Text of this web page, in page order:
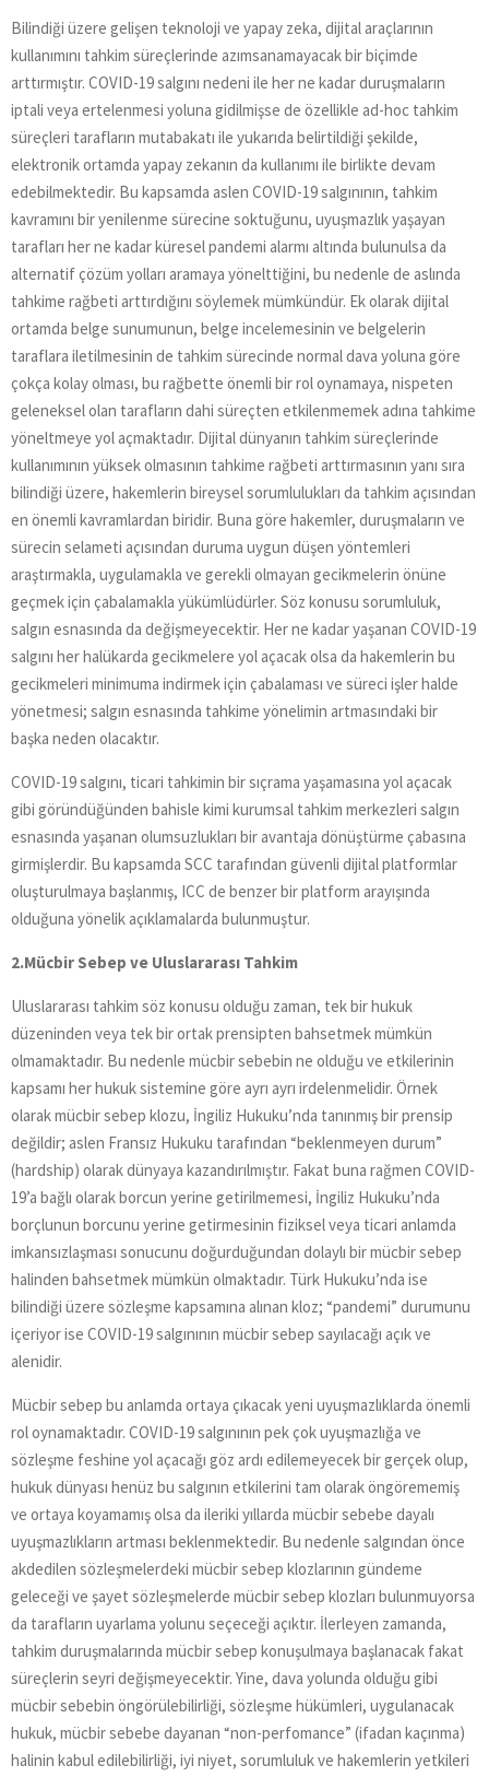
Bilindiği üzere gelişen teknoloji ve yapay zeka, dijital araçlarının
kullanımını tahkim süreçlerinde azımsanamayacak bir biçimde
arttırmıştır. COVID-19 salgını nedeni ile her ne kadar duruşmaların
iptali veya ertelenmesi yoluna gidilmişse de özellikle ad-hoc tahkim
süreçleri tarafların mutabakatı ile yukarıda belirtildiği şekilde,
elektronik ortamda yapay zekanın da kullanımı ile birlikte devam
edebilmektedir. Bu kapsamda aslen COVID-19 salgınının, tahkim
kavramını bir yenilenme sürecine soktuğunu, uyuşmazlık yaşayan
tarafları her ne kadar küresel pandemi alarmı altında bulunulsa da
alternatif çözüm yolları aramaya yönelttiğini, bu nedenle de aslında
tahkime rağbeti arttırdığını söylemek mümkündür. Ek olarak dijital
ortamda belge sunumunun, belge incelemesinin ve belgelerin
taraflara iletilmesinin de tahkim sürecinde normal dava yoluna göre
çokça kolay olması, bu rağbette önemli bir rol oynamaya, nispeten
geleneksel olan tarafların dahi süreçten etkilenmemek adına tahkime
yöneltmeye yol açmaktadır. Dijital dünyanın tahkim süreçlerinde
kullanımının yüksek olmasının tahkime rağbeti arttırmasının yanı sıra
bilindiği üzere, hakemlerin bireysel sorumlulukları da tahkim açısından
en önemli kavramlardan biridir. Buna göre hakemler, duruşmaların ve
sürecin selameti açısından duruma uygun düşen yöntemleri
araştırmakla, uygulamakla ve gerekli olmayan gecikmelerin önüne
geçmek için çabalamakla yükümlüdürler. Söz konusu sorumluluk,
salgın esnasında da değişmeyecektir. Her ne kadar yaşanan COVID-19
salgını her halükarda gecikmelere yol açacak olsa da hakemlerin bu
gecikmeleri minimuma indirmek için çabalaması ve süreci işler halde
yönetmesi; salgın esnasında tahkime yönelimin artmasındaki bir
başka neden olacaktır.
COVID-19 salgını, ticari tahkimin bir sıçrama yaşamasına yol açacak
gibi göründüğünden bahisle kimi kurumsal tahkim merkezleri salgın
esnasında yaşanan olumsuzlukları bir avantaja dönüştürme çabasına
girmişlerdir. Bu kapsamda SCC tarafından güvenli dijital platformlar
oluşturulmaya başlanmış, ICC de benzer bir platform arayışında
olduğuna yönelik açıklamalarda bulunmuştur.
2.Mücbir Sebep ve Uluslararası Tahkim
Uluslararası tahkim söz konusu olduğu zaman, tek bir hukuk
düzeninden veya tek bir ortak prensipten bahsetmek mümkün
olmamaktadır. Bu nedenle mücbir sebebin ne olduğu ve etkilerinin
kapsamı her hukuk sistemine göre ayrı ayrı irdelenmelidir. Örnek
olarak mücbir sebep klozu, İngiliz Hukuku’nda tanınmış bir prensip
değildir; aslen Fransız Hukuku tarafından “beklenmeyen durum”
(hardship) olarak dünyaya kazandırılmıştır. Fakat buna rağmen COVID-
19’a bağlı olarak borcun yerine getirilmemesi, İngiliz Hukuku’nda
borçlunun borcunu yerine getirmesinin fiziksel veya ticari anlamda
imkansızlaşması sonucunu doğurduğundan dolaylı bir mücbir sebep
halinden bahsetmek mümkün olmaktadır. Türk Hukuku’nda ise
bilindiği üzere sözleşme kapsamına alınan kloz; “pandemi” durumunu
içeriyor ise COVID-19 salgınının mücbir sebep sayılacağı açık ve
alenidir.
Mücbir sebep bu anlamda ortaya çıkacak yeni uyuşmazlıklarda önemli
rol oynamaktadır. COVID-19 salgınının pek çok uyuşmazlığa ve
sözleşme feshine yol açacağı göz ardı edilemeyecek bir gerçek olup,
hukuk dünyası henüz bu salgının etkilerini tam olarak öngörememiş
ve ortaya koyamamış olsa da ileriki yıllarda mücbir sebebe dayalı
uyuşmazlıkların artması beklenmektedir. Bu nedenle salgından önce
akdedilen sözleşmelerdeki mücbir sebep klozlarının gündeme
geleceği ve şayet sözleşmelerde mücbir sebep klozları bulunmuyorsa
da tarafların uyarlama yolunu seçeceği açıktır. İlerleyen zamanda,
tahkim duruşmalarında mücbir sebep konuşulmaya başlanacak fakat
süreçlerin seyri değişmeyecektir. Yine, dava yolunda olduğu gibi
mücbir sebebin öngörülebilirliği, sözleşme hükümleri, uygulanacak
hukuk, mücbir sebebe dayanan “non-perfomance” (ifadan kaçınma)
halinin kabul edilebilirliği, iyi niyet, sorumluluk ve hakemlerin yetkileri